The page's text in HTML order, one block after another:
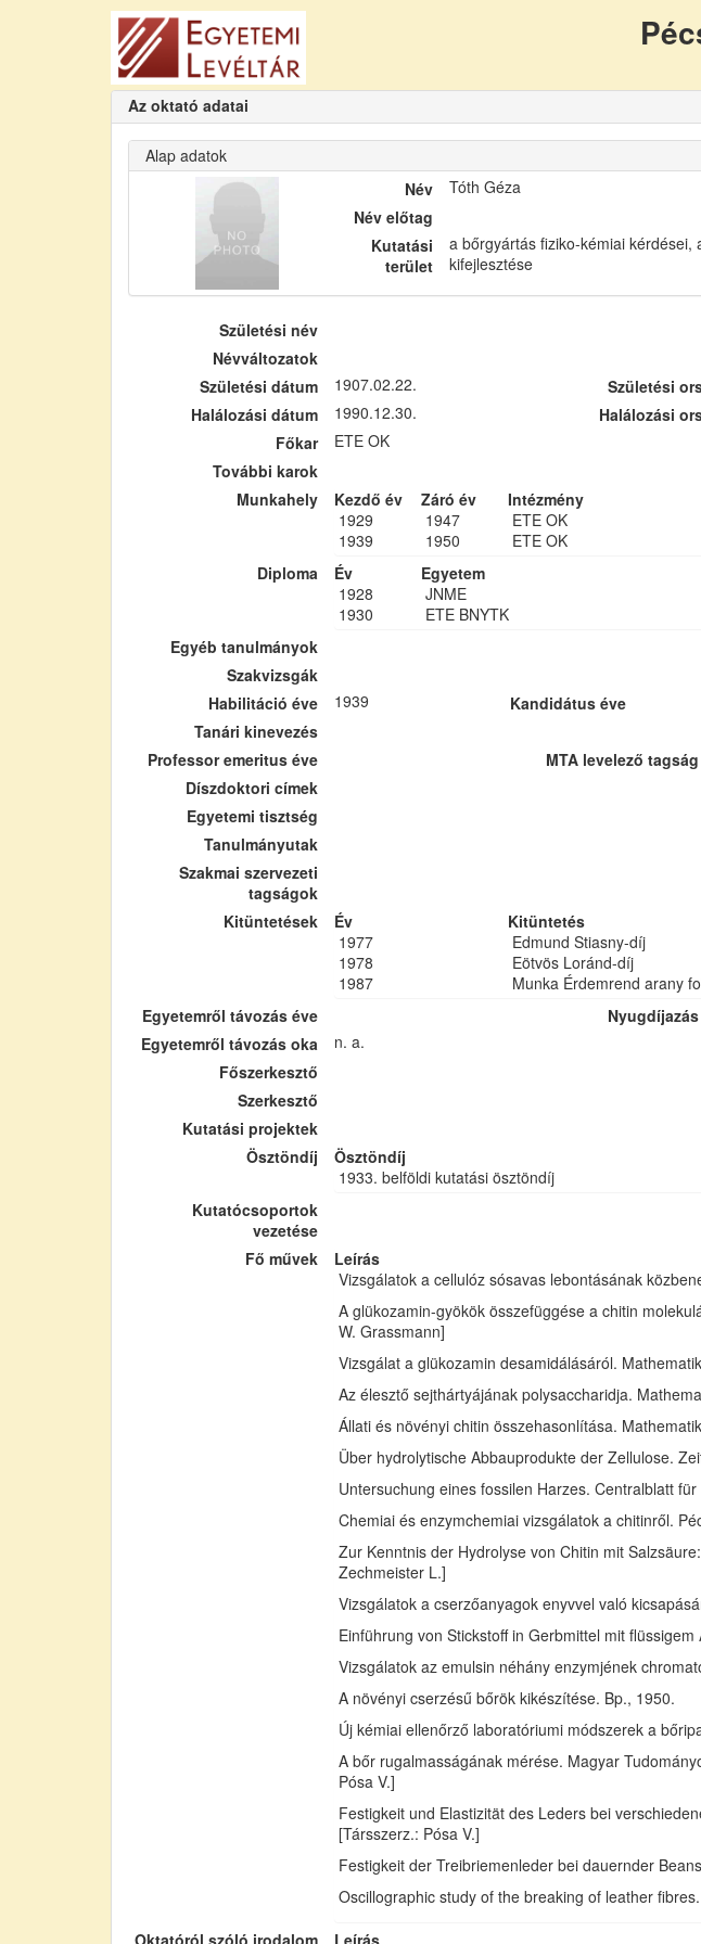
Az oktató adatai
Alap adatok
Név
Tóth Géza
Név előtag
Kutatási
terület
a bőrgyártás fiziko-kémiai
kifejlesztése
Születési név
Névváltozatok
Születési dátum
1907.02.22. Születési
Halálozási dátum
1990.12.30. Halálozási
Főkar
ETE OK
További karok
Munkahely
Kezdő év Záró év Intézmény
1929
1947 ETE OK
1939
1950 ETE OK
Diploma
Év Egyetem
1928
JNME
1930
ETE BNYTK
Egyéb tanulmányok
Szakvizsgák
Habilitáció éve
1939 Kandidátus éve
Tanári kinevezés
Professor emeritus éve
MTA levelező
Díszdoktori címek
Egyetemi tisztség
Tanulmányutak
Szakmai szervezeti
tagságok
Kitüntetések
Év
Kitüntetés
1977
Edmund Stiasny-díj
1978
Eötvös Loránd-díj
1987
Munka Érdemrend arany
Egyetemről távozás éve
Egyetemről távozás oka
n. a.
Főszerkesztő
Szerkesztő
Kutatási projektek
Ösztöndíj
Ösztöndíj
1933. belföldi kutatási ösztöndíj
Kutatócsoportok
vezetése
Fő művek
Leírás
Vizsgálatok a cellulóz sósavas lebontásának
A glükozamin-gyökök összefüggése a chitin
W. Grassmann]
Vizsgálat a glükozamin desamidálásáról.
Az élesztő sejthártyájának polysaccharidja.
Állati és növényi chitin összehasonlítása.
Über hydrolytische Abbauprodukte der Zellulose.
Untersuchung eines fossilen Harzes. Centralblatt
Chemiai és enzymchemiai vizsgálatok a chitinről.
Zur Kenntnis der Hydrolyse von Chitin mit
Zechmeister L.]
Vizsgálatok a cserzőanyagok enyvvel való
Einführung von Stickstoff in Gerbmittel mit
Vizsgálatok az emulsin néhány enzymjének
A növényi cserzésű bőrök kikészítése. Bp., 1950.
Új kémiai ellenőrző laboratóriumi módszerek a
A bőr rugalmasságának mérése. Magyar
Pósa V.]
Festigkeit und Elastizität des Leders bei
[Társszerz.: Pósa V.]
Festigkeit der Treibriemenleder bei dauernder
Oscillographic study of the breaking of leather